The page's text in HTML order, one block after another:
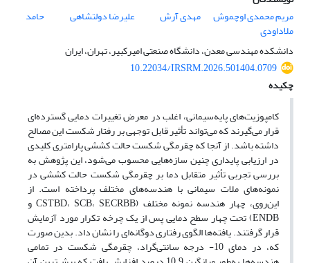
مریم محمدی اوچموش
مهدی آرش علیرضا دولتشاهی حامد
ملاداودی
دانشکده مهندسی معدن، دانشگاه صنعتی امیرکبیر، تهران، ایران
10.22034/IRSRM.2026.501404.0709
چکیده
کامپوزیت‌های پایه‌سیمانی، اغلب در معرض تغییرات دمایی گسترده‌ای
قرار می‌گیرند که می‌تواند تأثیر قابل توجهی بر رفتار شکست این مصالح
داشته باشد. از آنجا که چقرمگی شکست حالت کششی پارامتری کلیدی
در ارزیابی پایداری چنین سازه‌هایی محسوب می‌شود، این پژوهش به
بررسی تجربی تأثیر متقابل دما بر چقرمگی شکست حالت کششی در
نمونه‌های ملات سیمانی با هندسه‌های مختلف پرداخته است. از
این‌روی، چهار هندسه نمونه مختلف (CSTBD، SCB، SECRBB و
ENDB) تحت چهار سطح دمایی پس از یک چرخه تکرار مورد آزمایش
قرار گرفتند. یافته‌ها الگوی رفتاری دوگانه‌ای را نشان داد. بدین صورت
که، در دمای 10- درجه سانتی‌گراد، چقرمگی شکست در تمامی